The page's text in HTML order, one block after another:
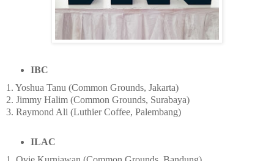
IBC
1. Yoshua Tanu (Common Grounds, Jakarta)
2. Jimmy Halim (Common Grounds, Surabaya)
3. Raymond Ali (Luthier Coffee, Palembang)
ILAC